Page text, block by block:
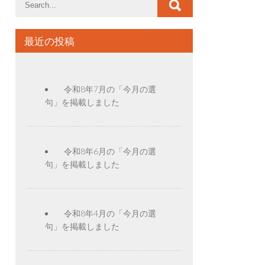
最近の投稿
令和8年7月の「今月の選
句」を掲載しました
令和8年6月の「今月の選
句」を掲載しました
令和8年4月の「今月の選
句」を掲載しました